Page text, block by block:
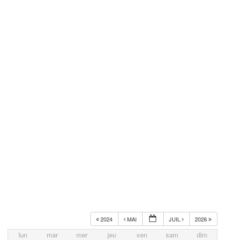
2024 MAI JUIL 2026
lun mar mer jeu ven sam dim